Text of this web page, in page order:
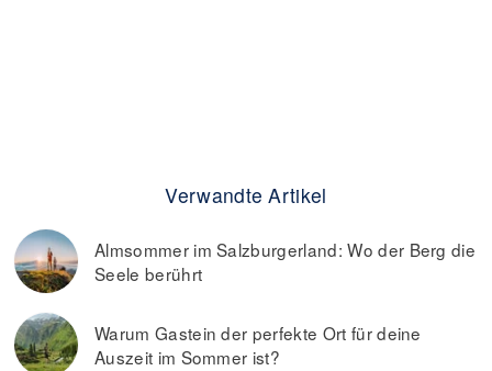
Verwandte Artikel
Almsommer im Salzburgerland: Wo der Berg die
Seele berührt
Warum Gastein der perfekte Ort für deine
Auszeit im Sommer ist?